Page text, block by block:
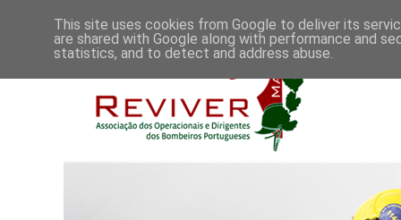
This site uses cookies from Google to deliver its
are shared with Google along with performance and
statistics, and to detect and address abuse.